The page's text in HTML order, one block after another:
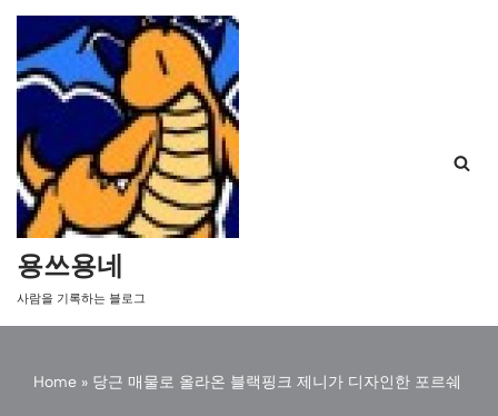
콘
텐
로
건
너
뛰
기
용쓰용네
사람을 기록하는 블로그
Home » 당근 매물로 올라온 블랙핑크 제니가 디자인한 포르쉐